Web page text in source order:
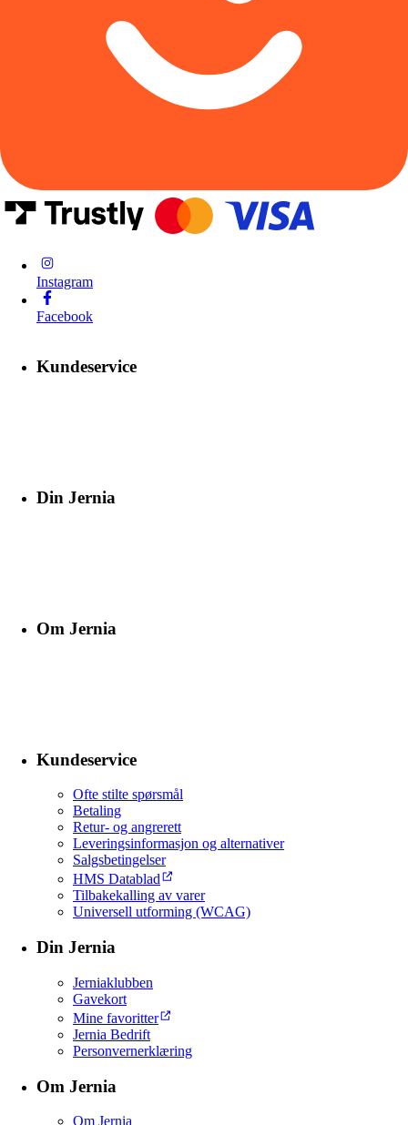
Instagram
Facebook
Kundeservice
Din Jernia
Om Jernia
Kundeservice
Ofte stilte spørsmål
Betaling
Retur- og angrerett
Leveringsinformasjon og alternativer
Salgsbetingelser
HMS Datablad
Tilbakekalling av varer
Universell utforming (WCAG)
Din Jernia
Jerniaklubben
Gavekort
Mine favoritter
Jernia Bedrift
Personvernerklæring
Om Jernia
Om Jernia